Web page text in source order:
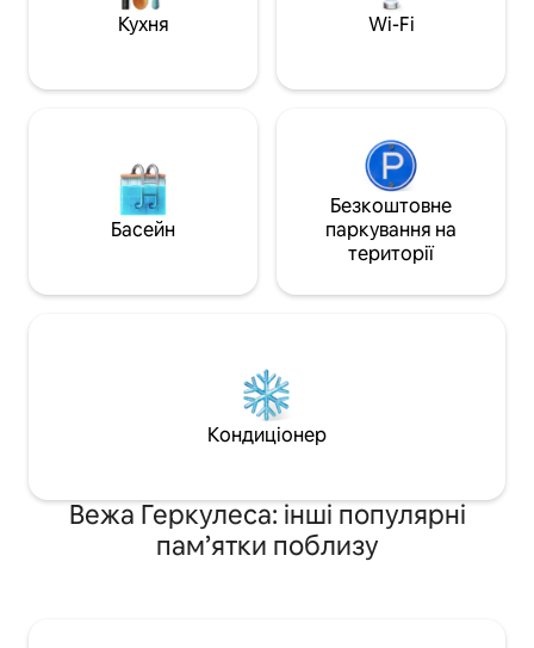
столом, де можна насолоджуватися
міста.
Кухня Wi-Fi
Басейн
Безкоштовне
паркування на
території
Кондиціонер
Вежа Геркулеса: інші популярні
пам’ятки поблизу